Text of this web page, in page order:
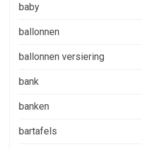
baby
ballonnen
ballonnen versiering
bank
banken
bartafels